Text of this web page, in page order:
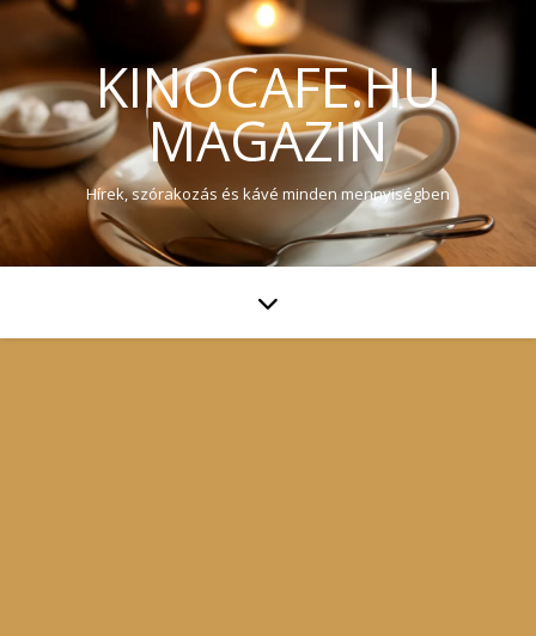
KINOCAFE.HU
MAGAZIN
Hírek, szórakozás és kávé minden mennyiségben